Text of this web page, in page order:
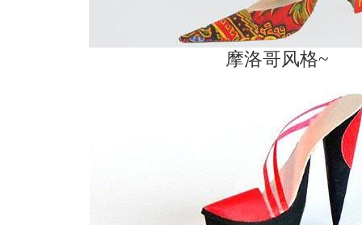
摩洛哥风格~